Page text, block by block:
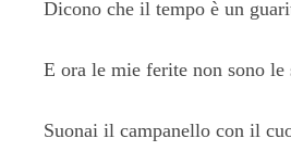
Dicono che il tempo è un
E ora le mie ferite non sono le
Suonai il campanello con il